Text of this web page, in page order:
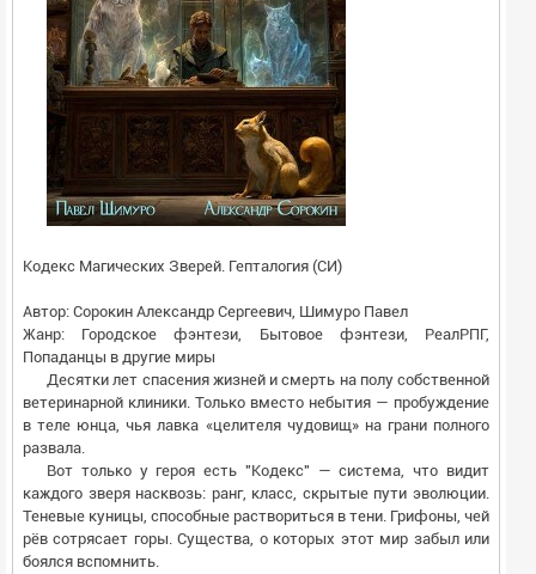
Кодекс Магических Зверей. Гепталогия (СИ)
Автор: Сорокин Александр Сергеевич, Шимуро Павел
Жанр: Городское фэнтези, Бытовое фэнтези, РеалРПГ,
Попаданцы в другие миры
Десятки лет спасения жизней и смерть на полу собственной
ветеринарной клиники. Только вместо небытия — пробуждение
в теле юнца, чья лавка «целителя чудовищ» на грани полного
развала.
Вот только у героя есть "Кодекс" — система, что видит
каждого зверя насквозь: ранг, класс, скрытые пути эволюции.
Теневые куницы, способные раствориться в тени. Грифоны, чей
рёв сотрясает горы. Существа, о которых этот мир забыл или
боялся вспомнить.